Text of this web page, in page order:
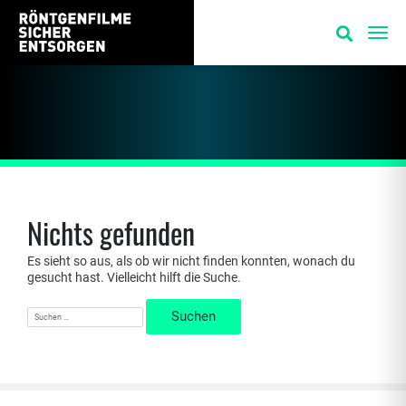
Nichts gefunden
Es sieht so aus, als ob wir nicht finden konnten, wonach du
gesucht hast. Vielleicht hilft die Suche.